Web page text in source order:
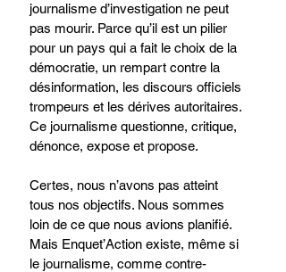
journalisme d’investigation ne peut
pas mourir. Parce qu’il est un pilier
pour un pays qui a fait le choix de la
démocratie, un rempart contre la
désinformation, les discours officiels
trompeurs et les dérives autoritaires.
Ce journalisme questionne, critique,
dénonce, expose et propose.
Certes, nous n’avons pas atteint
tous nos objectifs. Nous sommes
loin de ce que nous avions planifié.
Mais Enquet’Action existe, même si
le journalisme, comme contre-